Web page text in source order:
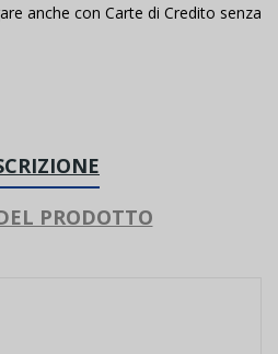
anche con Carte di Credito senza
PRODOTTO